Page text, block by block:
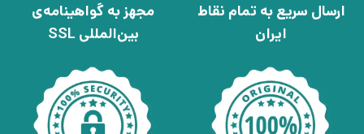
ارسال سریع به تمام نقاط
ایران
مجهز به گواهینامه‌ی
بین‌المللی SSL